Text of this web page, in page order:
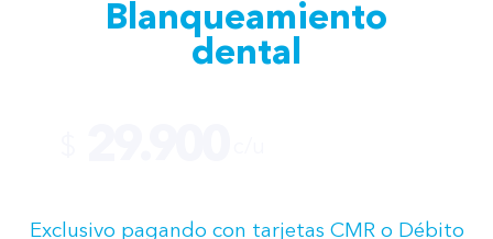
Blanqueamiento
dental
Exclusivo pagando con tarjetas CMR o Débito